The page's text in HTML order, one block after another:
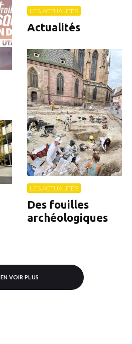
LES ACTUALITÉS
Actualités
LES ACTUALITÉS
Des fouilles
archéologiques
EN VOIR PLUS